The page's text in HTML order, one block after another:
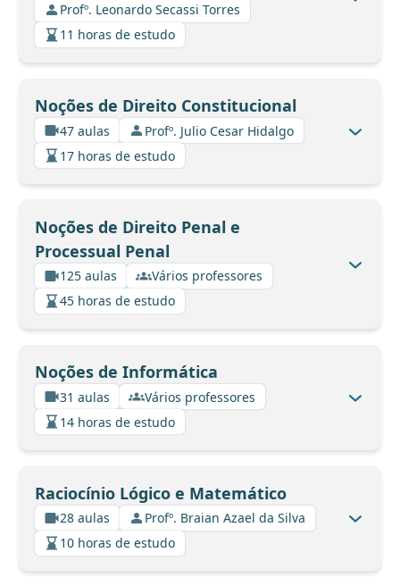
Profº. Leonardo Secassi Torres
11 horas de estudo
Noções de Direito Constitucional
47 aulas
Profº. Julio Cesar Hidalgo
17 horas de estudo
Noções de Direito Penal e
Processual Penal
125 aulas
Vários professores
45 horas de estudo
Noções de Informática
31 aulas
Vários professores
14 horas de estudo
Raciocínio Lógico e Matemático
28 aulas
Profº. Braian Azael da Silva
10 horas de estudo